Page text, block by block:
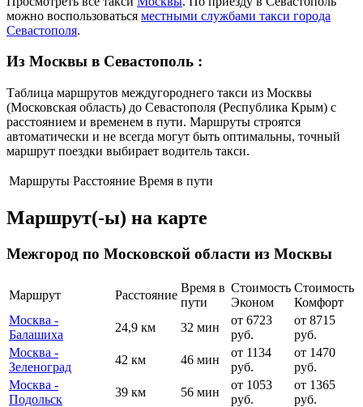
можно воспользоваться местными службами такси города
Севастополя.
Из Москвы в Севастополь :
Таблица маршрутов междугороднего такси из Москвы
(Московская область) до Севастополя (Республика Крым) с
расстоянием и временем в пути. Маршруты строятся
автоматически и не всегда могут быть оптимальны, точный
маршрут поездки выбирает водитель такси.
Маршруты Расстояние Время в пути
Маршрут(-ы) на карте
Межгород по Московской области из Москвы
Маршрут Расстояние
Время в
пути
Стоимость
Эконом
Стоимость
Комфорт
Москва -
Балашиха
24,9 км 32 мин
от 6723
руб.
от 8715
руб.
Москва -
Зеленоград
42 км 46 мин
от 1134
руб.
от 1470
руб.
Москва -
Подольск
39 км 56 мин
от 1053
руб.
от 1365
руб.